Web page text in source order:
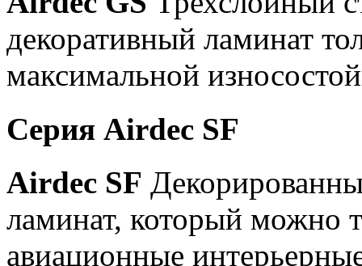
декоративный ламинат
максимальной
Серия Airdec SF
Airdec SF
ламинат, который можно
авиационные